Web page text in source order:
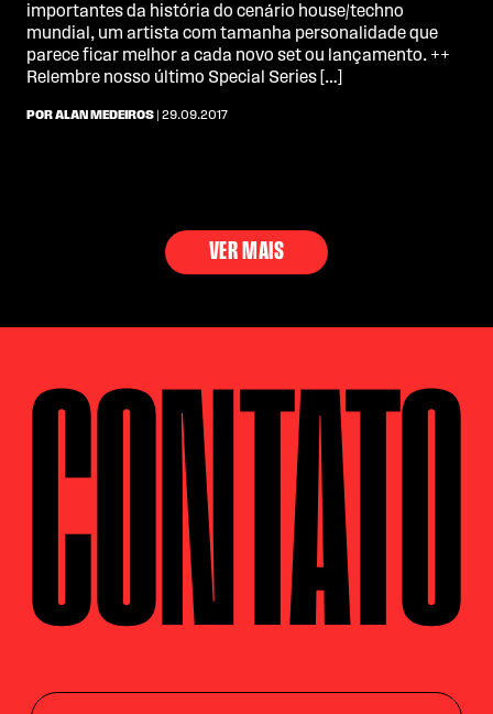
importantes da história do cenário house/techno
mundial, um artista com tamanha personalidade que
parece ficar melhor a cada novo set ou lançamento. ++
Relembre nosso último Special Series […]
POR ALAN MEDEIROS | 29.09.2017
VER MAIS
CONTATO